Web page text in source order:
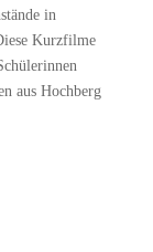
in
Kurzfilme
aus Hochberg